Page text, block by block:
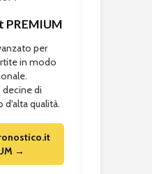
per
in modo
di
qualità.
→